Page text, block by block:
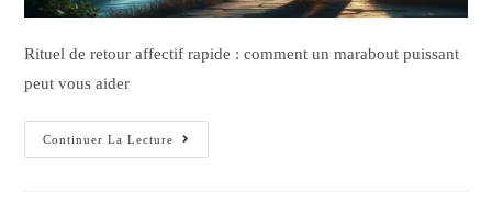
Rituel de retour affectif rapide : comment un marabout puissant
peut vous aider
Continuer La Lecture